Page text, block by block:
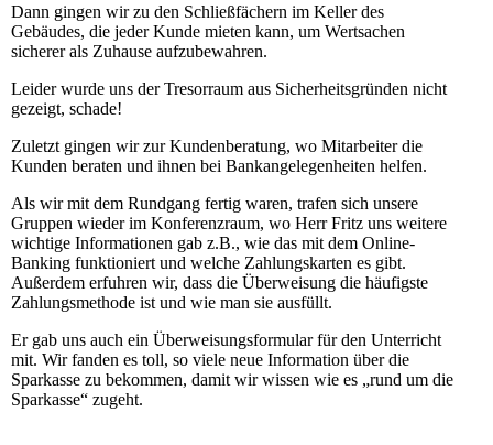
Dann gingen wir zu den Schließfächern im Keller des
Gebäudes, die jeder Kunde mieten kann, um Wertsachen
sicherer als Zuhause aufzubewahren.
Leider wurde uns der Tresorraum aus Sicherheitsgründen nicht
gezeigt, schade!
Zuletzt gingen wir zur Kundenberatung, wo Mitarbeiter die
Kunden beraten und ihnen bei Bankangelegenheiten helfen.
Als wir mit dem Rundgang fertig waren, trafen sich unsere
Gruppen wieder im Konferenzraum, wo Herr Fritz uns weitere
wichtige Informationen gab z.B., wie das mit dem Online-
Banking funktioniert und welche Zahlungskarten es gibt.
Außerdem erfuhren wir, dass die Überweisung die häufigste
Zahlungsmethode ist und wie man sie ausfüllt.
Er gab uns auch ein Überweisungsformular für den Unterricht
mit. Wir fanden es toll, so viele neue Information über die
Sparkasse zu bekommen, damit wir wissen wie es „rund um die
Sparkasse“ zugeht.